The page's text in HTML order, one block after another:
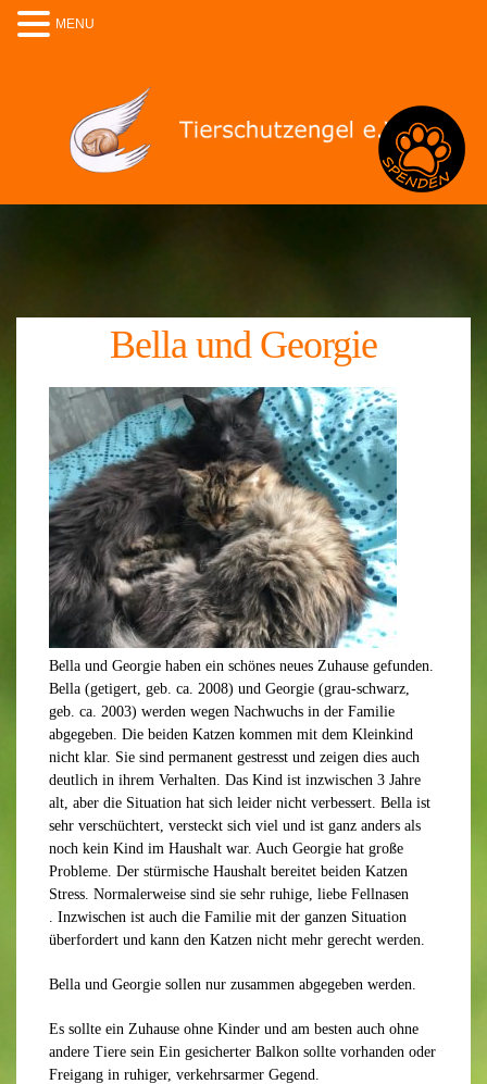
Bella und Georgie
Bella und Georgie haben ein schönes neues Zuhause gefunden.
Bella (getigert, geb. ca. 2008) und Georgie (grau-schwarz,
geb. ca. 2003) werden wegen Nachwuchs in der Familie
abgegeben. Die beiden Katzen kommen mit dem Kleinkind
nicht klar. Sie sind permanent gestresst und zeigen dies auch
deutlich in ihrem Verhalten. Das Kind ist inzwischen 3 Jahre
alt, aber die Situation hat sich leider nicht verbessert. Bella ist
sehr verschüchtert, versteckt sich viel und ist ganz anders als
noch kein Kind im Haushalt war. Auch Georgie hat große
Probleme. Der stürmische Haushalt bereitet beiden Katzen
Stress. Normalerweise sind sie sehr ruhige, liebe Fellnasen
. Inzwischen ist auch die Familie mit der ganzen Situation
überfordert und kann den Katzen nicht mehr gerecht werden.
Bella und Georgie sollen nur zusammen abgegeben werden.
Es sollte ein Zuhause ohne Kinder und am besten auch ohne
andere Tiere sein Ein gesicherter Balkon sollte vorhanden oder
Freigang in ruhiger, verkehrsarmer Gegend.
MENU